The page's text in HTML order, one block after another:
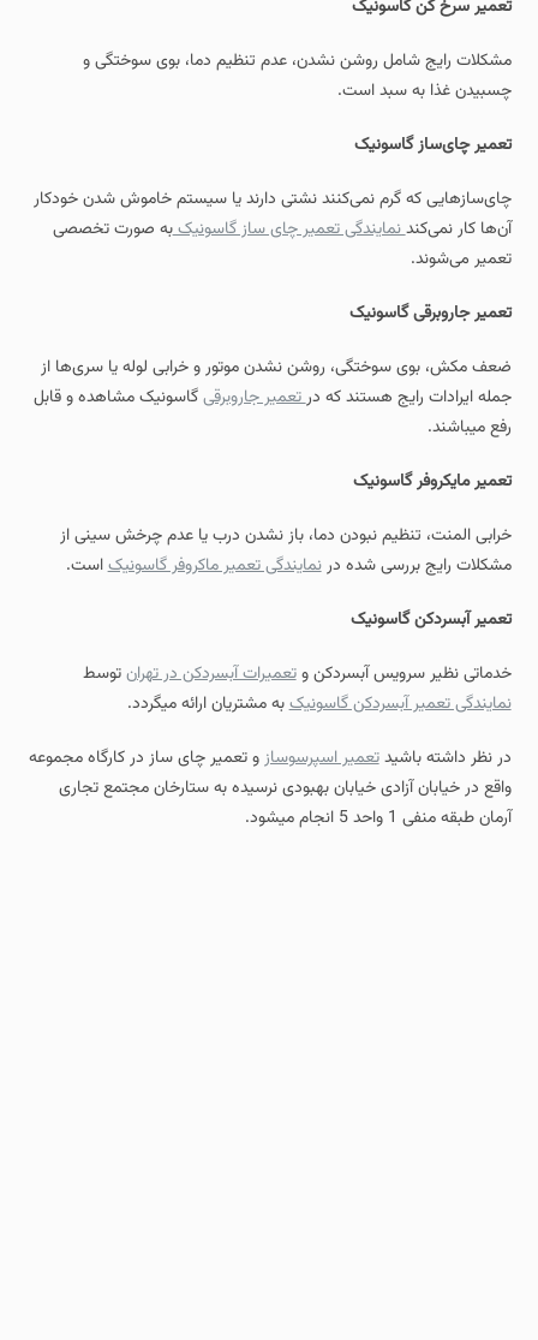
تعمیر سرخ‌ کن گاسونیک
مشکلات رایج شامل روشن نشدن، عدم تنظیم دما، بوی سوختگی و
چسبیدن غذا به سبد است.
تعمیر چای‌ساز گاسونیک
چای‌سازهایی که گرم نمی‌کنند نشتی دارند یا سیستم خاموش شدن خودکار
آن‌ها کار نمی‌کندنمایندگی تعمیر چای ساز گاسونیکبه صورت تخصصی
تعمیر می‌شوند.
تعمیر جاروبرقی گاسونیک
ضعف مکش، بوی سوختگی، روشن نشدن موتور و خرابی لوله یا سری‌ها از
جمله ایرادات رایج هستند که درتعمیر جاروبرقیگاسونیک مشاهده و قابل
رفع میباشند.
تعمیر مایکروفر گاسونیک
خرابی المنت، تنظیم نبودن دما، باز نشدن درب یا عدم چرخش سینی از
مشکلات رایج بررسی شده درنمایندگی تعمیر ماکروفر گاسونیکاست.
تعمیر آبسردکن گاسونیک
خدماتی نظیر سرویس آبسردکن وتعمیرات آبسردکن در تهرانتوسط
نمایندگی تعمیر آبسردکن گاسونیکبه مشتریان ارائه میگردد.
در نظر داشته باشیدتعمیر اسپرسوسازو تعمیر چای ساز در کارگاه مجموعه
واقع در خیابان آزادی خیابان بهبودی نرسیده به ستارخان مجتمع تجاری
آرمان طبقه منفی 1 واحد 5 انجام میشود.